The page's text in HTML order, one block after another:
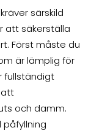
särskild
att säkerställa
Först måste du
är lämplig för
fullständigt
att
och damm.